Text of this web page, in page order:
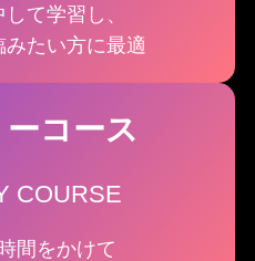
て学習し、
たい方に最適
コース
COURSE
間をかけて